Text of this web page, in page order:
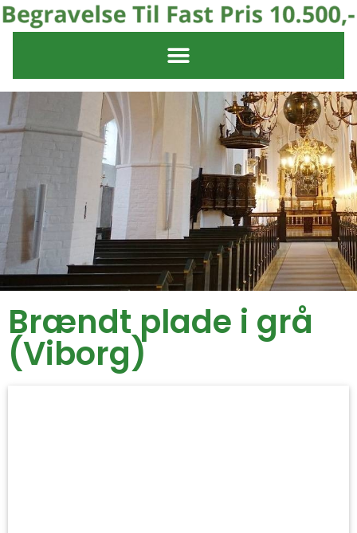
Brændt plade i grå
(Viborg)